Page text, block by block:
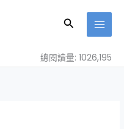
搜
總閱讀量: 1026,195